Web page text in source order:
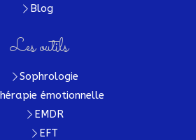
Blog
Les outils
Sophrologie
émotionnelle
EMDR
EFT